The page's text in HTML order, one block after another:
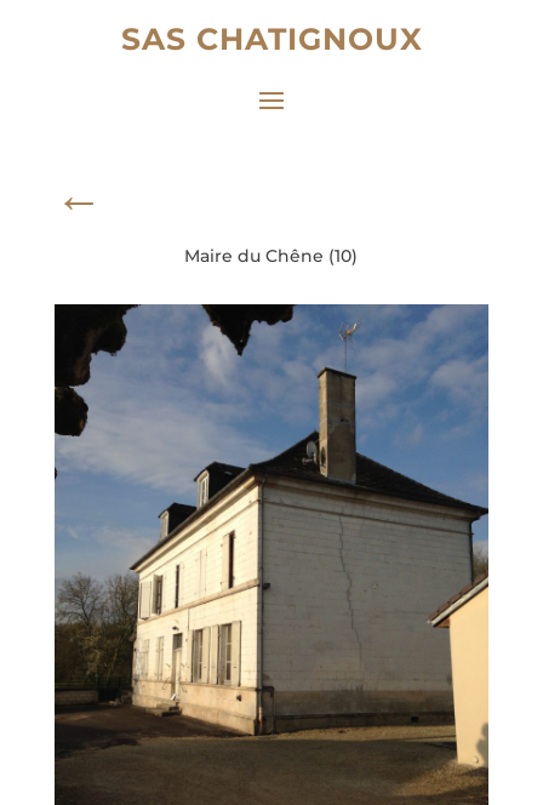
SAS CHATIGNOUX
←
Maire du Chêne (10)